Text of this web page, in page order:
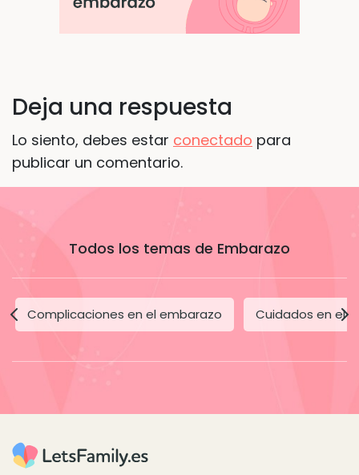
Deja una respuesta
Lo siento, debes estar conectado para
publicar un comentario.
Todos los temas de Embarazo
Complicaciones en el embarazo Cuidados en el